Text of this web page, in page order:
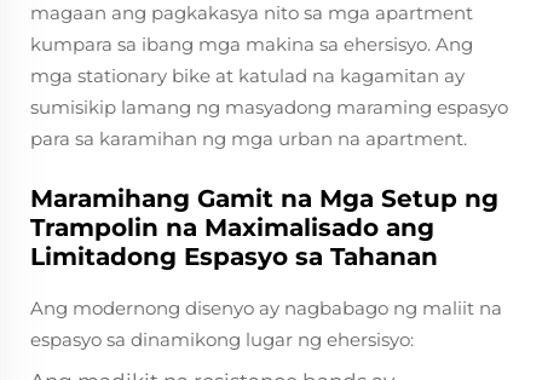
magaan ang pagkakasya nito sa mga apartment
kumpara sa ibang mga makina sa ehersisyo. Ang
mga stationary bike at katulad na kagamitan ay
sumisikip lamang ng masyadong maraming espasyo
para sa karamihan ng mga urban na apartment.
Maramihang Gamit na Mga Setup ng
Trampolin na Maximalisado ang
Limitadong Espasyo sa Tahanan
Ang modernong disenyo ay nagbabago ng maliit na
espasyo sa dinamikong lugar ng ehersisyo: